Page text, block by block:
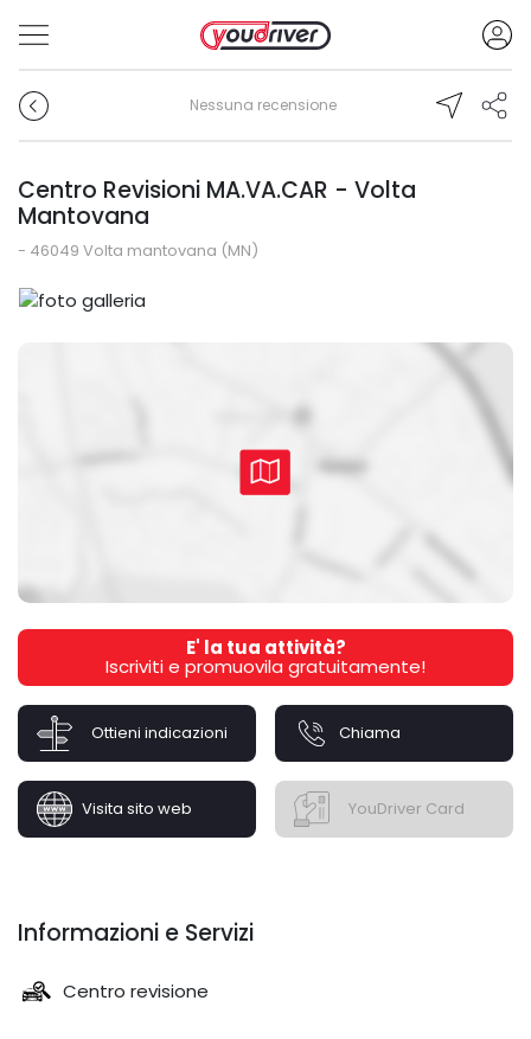
Nessuna recensione
Centro Revisioni MA.VA.CAR - Volta
Mantovana
- 46049 Volta mantovana (MN)
E' la tua attività?
Iscriviti e promuovila gratuitamente!
Ottieni indicazioni Chiama
Visita sito web YouDriver Card
Informazioni e Servizi
Centro revisione